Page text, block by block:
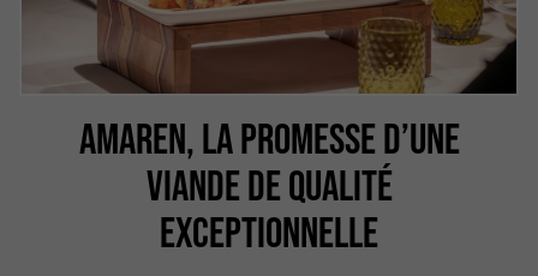
AMAREN, LA PROMESSE D’UNE
VIANDE DE QUALITÉ
EXCEPTIONNELLE